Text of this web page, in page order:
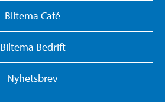
Biltema Café
Biltema Bedrift
Nyhetsbrev